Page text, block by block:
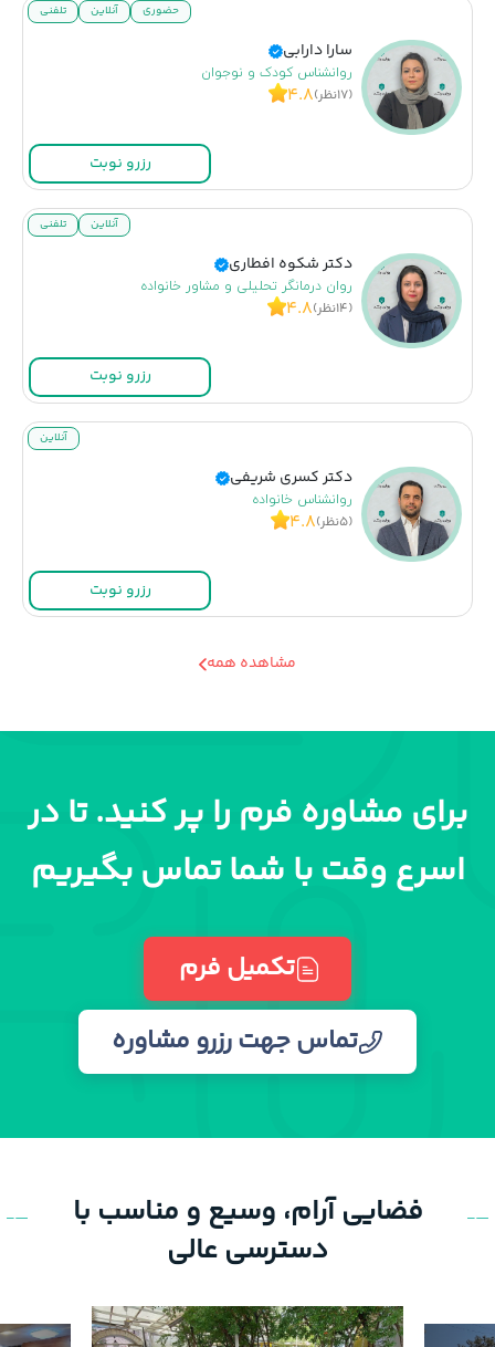
سارا دارابی
روانشناس کودک و نوجوان
(۱۷نظر) ۴.۸
رزرو نوبت
حضوری آنلاین تلفنی
دکتر شکوه افطاری
روان درمانگر تحلیلی و مشاور خانواده
(۱۴نظر) ۴.۸
رزرو نوبت
آنلاین تلفنی
دکتر کسری شریفی
روانشناس خانواده
(۵نظر) ۴.۸
رزرو نوبت
آنلاین
مشاهده همه
برای مشاوره فرم را پر کنید. تا در
اسرع وقت با شما تماس بگیریم
تکمیل فرم
تماس جهت رزرو مشاوره
فضایی آرام، وسیع و مناسب با
دسترسی عالی